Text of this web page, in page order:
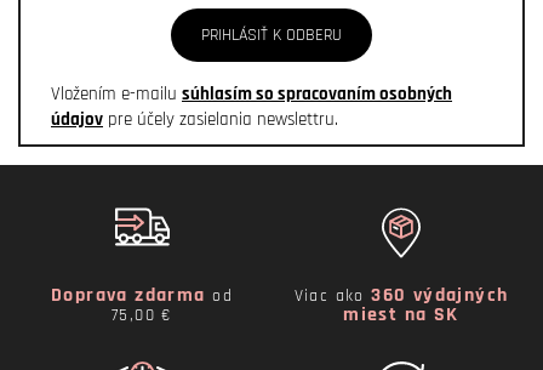
PRIHLÁSIŤ K ODBERU
Vložením e-mailu súhlasím so spracovaním osobných
údajov pre účely zasielania newslettru.
Doprava zdarma od
75,00 €
Viac ako360 výdajných
miest na SK